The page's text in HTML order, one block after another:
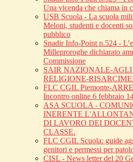
Una vicenda che chiama in
USB Scuola - La scuola
Meloni, studenti e docenti
pubblico
Snadir Info-Point n.524 -
Milleproroghe dichiarato
Commissione
SAIR NAZIONALE-
RELIGIONE-
FLC CGIL Piemonte-
Incontro online 6 febbraio
ASA SCUOLA -
INERENTE
DI LAVORO DEI
CLASSE.
FLC CGIL Scuola: guide
genitori e permessi per
CISL - News letter del 20